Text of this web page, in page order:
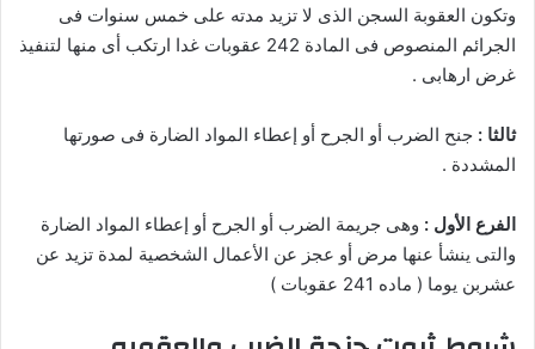
وتكون العقوبة السجن الذى لا تزيد مدته على خمس سنوات فى
الجرائم المنصوص فى المادة 242 عقوبات غدا ارتكب أى منها لتنفيذ
غرض ارهابى .
ثالثا : جنح الضرب أو الجرح أو إعطاء المواد الضارة فى صورتها
المشددة .
الفرع الأول : وهى جريمة الضرب أو الجرح أو إعطاء المواد الضارة
والتى ينشأ عنها مرض أو عجز عن الأعمال الشخصية لمدة تزيد عن
عشربن يوما ( ماده 241 عقوبات )